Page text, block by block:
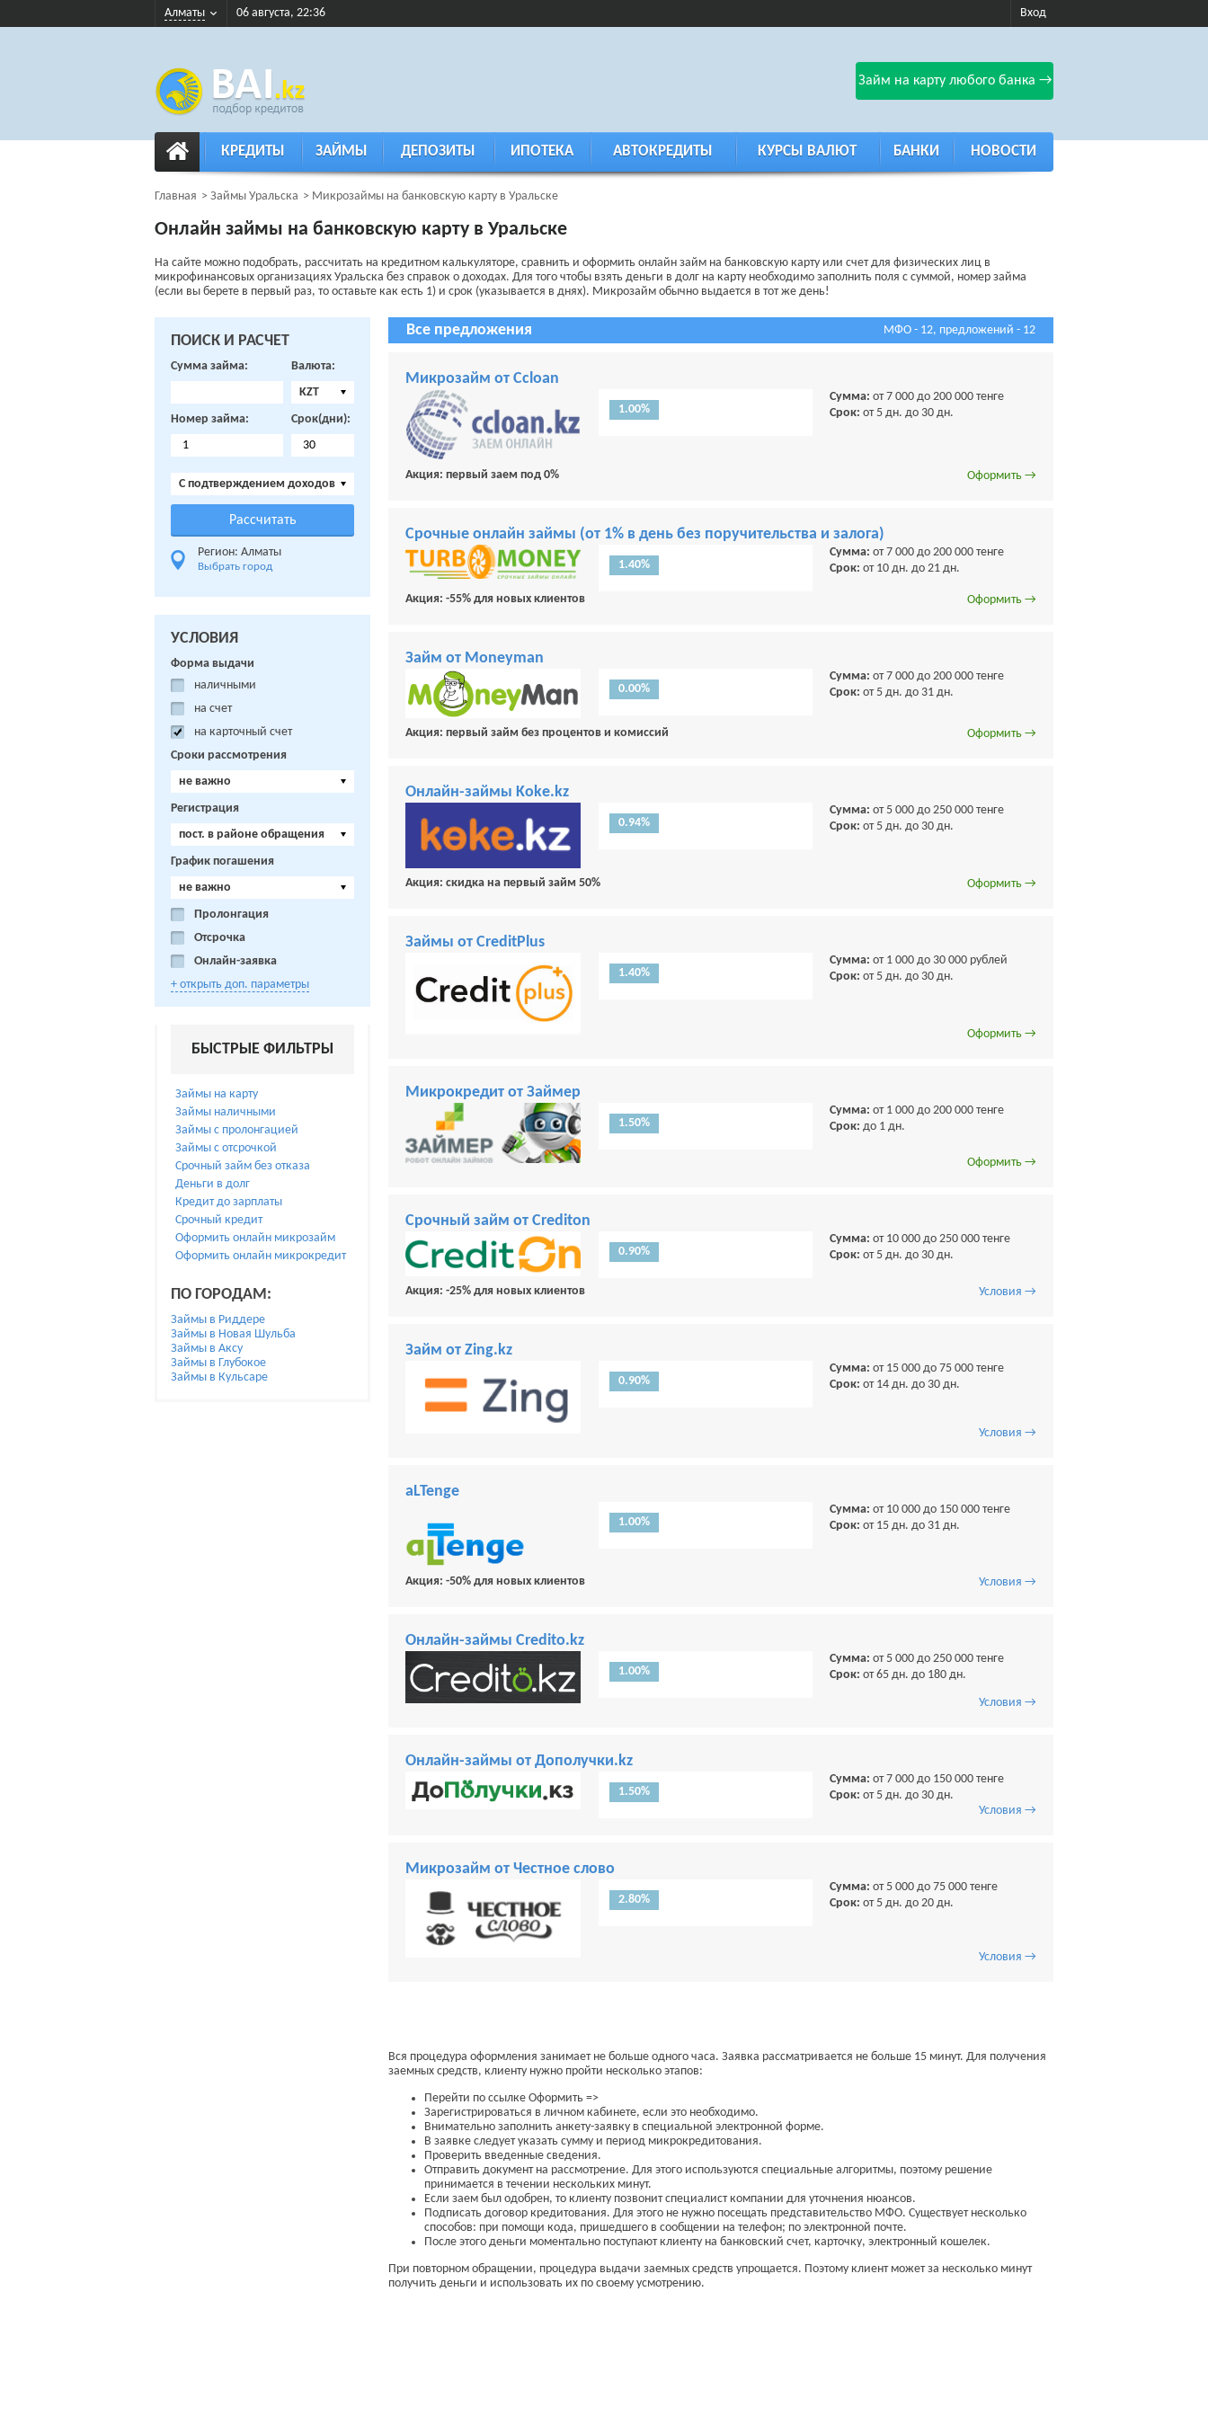
Алматы 06 августа, 22:36 Вход
Займ на карту любого банка →
КРЕДИТЫ ЗАЙМЫ ДЕПОЗИТЫ ИПОТЕКА АВТОКРЕДИТЫ КУРСЫ ВАЛЮТ БАНКИ НОВОСТИ
Главная Займы Уральска Микрозаймы на банковскую карту в Уральске
Онлайн займы на банковскую карту в Уральске
На сайте можно подобрать, рассчитать на кредитном калькуляторе, сравнить и оформить онлайн займ на банковскую карту или счет для физических лиц в
микрофинансовых организациях Уральска без справок о доходах. Для того чтобы взять деньги в долг на карту необходимо заполнить поля с суммой, номер займа
(если вы берете в первый раз, то оставьте как есть 1) и срок (указывается в днях). Микрозайм обычно выдается в тот же день!
Все предложения МФО - 12, предложений - 12
Микрозайм от Ccloan
1.00%
Сумма: от 7 000 до 200 000 тенге
Срок: от 5 дн. до 30 дн.
Акция: первый заем под 0% Оформить →
Срочные онлайн займы (от 1% в день без поручительства и залога)
1.40%
Сумма: от 7 000 до 200 000 тенге
Срок: от 10 дн. до 21 дн.
Акция: -55% для новых клиентов Оформить →
Займ от Moneyman
0.00%
Сумма: от 7 000 до 200 000 тенге
Срок: от 5 дн. до 31 дн.
Акция: первый займ без процентов и комиссий Оформить →
Онлайн-займы Koke.kz
0.94%
Сумма: от 5 000 до 250 000 тенге
Срок: от 5 дн. до 30 дн.
Акция: скидка на первый займ 50% Оформить →
Займы от CreditPlus
1.40%
Сумма: от 1 000 до 30 000 рублей
Срок: от 5 дн. до 30 дн.
Оформить →
Микрокредит от Займер
1.50%
Сумма: от 1 000 до 200 000 тенге
Срок: до 1 дн.
Оформить →
Срочный займ от Crediton
0.90%
Сумма: от 10 000 до 250 000 тенге
Срок: от 5 дн. до 30 дн.
Акция: -25% для новых клиентов Условия →
Займ от Zing.kz
0.90%
Сумма: от 15 000 до 75 000 тенге
Срок: от 14 дн. до 30 дн.
Условия →
aLTenge
1.00%
Сумма: от 10 000 до 150 000 тенге
Срок: от 15 дн. до 31 дн.
Акция: -50% для новых клиентов Условия →
Онлайн-займы Credito.kz
1.00%
Сумма: от 5 000 до 250 000 тенге
Срок: от 65 дн. до 180 дн.
Условия →
Онлайн-займы от Дополучки.kz
1.50%
Сумма: от 7 000 до 150 000 тенге
Срок: от 5 дн. до 30 дн.
Условия →
Микрозайм от Честное слово
2.80%
Сумма: от 5 000 до 75 000 тенге
Срок: от 5 дн. до 20 дн.
Условия →
Вся процедура оформления занимает не больше одного часа. Заявка рассматривается не больше 15 минут. Для получения
заемных средств, клиенту нужно пройти несколько этапов:
Перейти по ссылке Оформить =>
Зарегистрироваться в личном кабинете, если это необходимо.
Внимательно заполнить анкету-заявку в специальной электронной форме.
В заявке следует указать сумму и период микрокредитования.
Проверить введенные сведения.
Отправить документ на рассмотрение. Для этого используются специальные алгоритмы, поэтому решение
принимается в течении нескольких минут.
Если заем был одобрен, то клиенту позвонит специалист компании для уточнения нюансов.
Подписать договор кредитования. Для этого не нужно посещать представительство МФО. Существует несколько
способов: при помощи кода, пришедшего в сообщении на телефон; по электронной почте.
После этого деньги моментально поступают клиенту на банковский счет, карточку, электронный кошелек.
При повторном обращении, процедура выдачи заемных средств упрощается. Поэтому клиент может за несколько минут
получить деньги и использовать их по своему усмотрению.
ПОИСК И РАСЧЕТ
Сумма займа:
Валюта:
KZT
Номер займа:
Срок(дни):
C подтверждением доходов
Регион: Алматы
Выбрать город
УСЛОВИЯ
Форма выдачи
наличными
на счет
на карточный счет
Сроки рассмотрения
не важно
Регистрация
пост. в районе обращения
График погашения
не важно
Пролонгация
Отсрочка
Онлайн-заявка
+ открыть доп. параметры
БЫСТРЫЕ ФИЛЬТРЫ
Займы на карту
Займы наличными
Займы с пролонгацией
Займы с отсрочкой
Срочный займ без отказа
Деньги в долг
Кредит до зарплаты
Срочный кредит
Оформить онлайн микрозайм
Оформить онлайн микрокредит
ПО ГОРОДАМ:
Займы в Риддере
Займы в Новая Шульба
Займы в Аксу
Займы в Глубокое
Займы в Кульсаре